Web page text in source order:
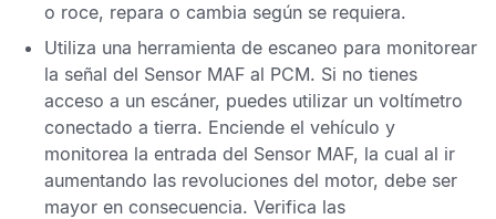
o roce, repara o cambia según se requiera.
Utiliza una herramienta de escaneo para monitorear
la señal del Sensor MAF al PCM. Si no tienes
acceso a un escáner, puedes utilizar un voltímetro
conectado a tierra. Enciende el vehículo y
monitorea la entrada del Sensor MAF, la cual al ir
aumentando las revoluciones del motor, debe ser
mayor en consecuencia. Verifica las